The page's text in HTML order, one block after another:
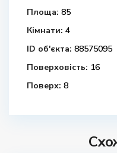
Площа: 85
Кімнати: 4
ID об'єкта: 88575095
Поверховість: 16
Поверх: 8